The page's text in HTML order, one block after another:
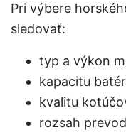
Pri výbere
sledovať:
typ a výkon
kapacitu
kvalitu
rozsah